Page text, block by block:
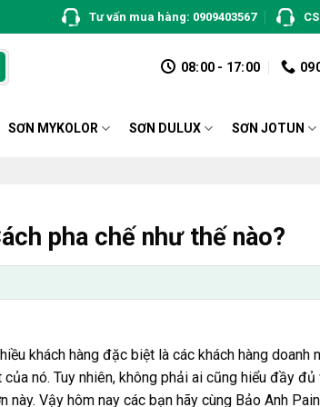
Tư vấn mua hàng: 0909403567
08:00 - 17:00
SƠN MYKOLOR SƠN DULUX SƠN JOTUN
pha chế như thế nào?
khách hàng đặc biệt là các khách hàng
nó. Tuy nhiên, không phải ai cũng hiểu đầy
Vậy hôm nay các bạn hãy cùng Bảo Anh